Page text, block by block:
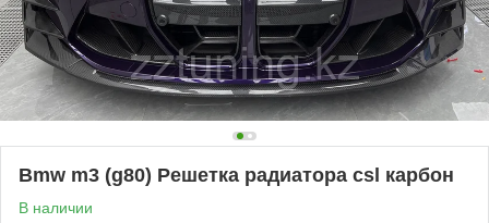
Bmw m3 (g80) Решетка радиатора csl карбон
В наличии